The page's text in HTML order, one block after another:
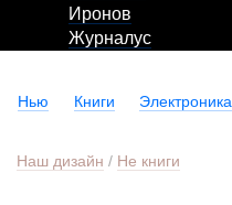
Иронов
Журналус
Нью Книги Электроника
Наш дизайн / Не книги